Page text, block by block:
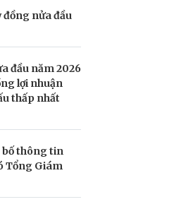
đồng nửa đầu
đầu năm 2026
lợi nhuận
thấp nhất
bố thông tin
Tổng Giám